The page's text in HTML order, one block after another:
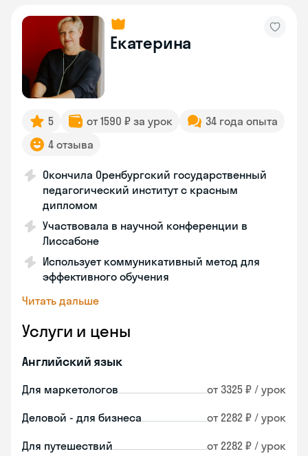
Екатерина
5 от 1590 ₽ за урок
34 года опыта
4 отзыва
Окончила Оренбургский государственный
педагогический институт с красным
дипломом
Участвовала в научной конференции в
Лиссабоне
Использует коммуникативный метод для
эффективного обучения
Читать дальше
Услуги и цены
Английский язык
Для маркетологов от 3325 ₽ / урок
Деловой - для бизнеса от 2282 ₽ / урок
Для путешествий от 2282 ₽ / урок